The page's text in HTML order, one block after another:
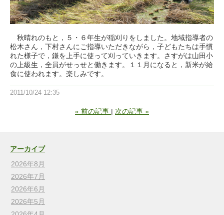
秋晴れのもと，５・６年生が稲刈りをしました。地域指導者の
松木さん，下村さんにご指導いただきながら，子どもたちは手慣
れた様子で，鎌を上手に使って刈っていきます。さすがは山田小
の上級生，全員がせっせと働きます。１１月になると，新米が給
食に使われます。楽しみです。
2011/10/24 12:35
« 前の記事 次の記事 »
アーカイブ
2026年8月
2026年7月
2026年6月
2026年5月